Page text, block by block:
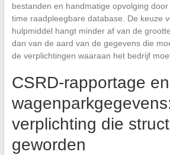
bestanden en handmatige opvolging
time raadpleegbare database. De keuze
hulpmiddel hangt minder af van de
dan van de aard van de gegevens die
de verplichtingen waaraan het bedrijf
CSRD-rapportage en
verplichting die
geworden